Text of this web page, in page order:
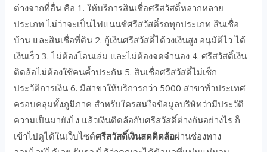
ต่างจากที่อื่น คือ 1. ให้บริการสินเชื่อศรีสวัสดิ์หลากหลาย
ประเภท ไม่ว่าจะเป็นไฟแนนซ์ศรีสวัสดิ์รถทุกประเภท สินเชื่อ
บ้าน และสินเชื่อที่ดิน 2. กู้เงินศรีสวัสดิ์ได้วงเงินสูง อนุมัติไว ได้
เงินเร็ว 3. ไม่ต้องโอนเล่ม และไม่ต้องจดจำนอง 4. ศรีสวัสดิ์เงิน
ติดล้อไม่ต้องใช้คนค้ำประกัน 5. สินเชื่อศรีสวัสดิ์ไม่เช็ก
ประวัติการเงิน 6. มีสาขาให้บริการกว่า 5000 สาขาทั่วประเทศ
ครอบคลุมทั้งภูมิภาค สำหรับใครสนใจข้อมูลบริษัทว่ามีประวัติ
ความเป็นมายังไง แล้วเงินติดล้อกับศรีสวัสดิ์ต่างกันอย่างไร ก็
เข้าไปดูได้ในเว็บไซต์ศรีสวัสดิ์เงินสดติดล้อผ่านช่องทาง